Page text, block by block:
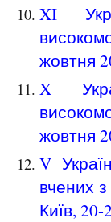
XI
жовтня
X
жовтня
V
вчених
Київ,